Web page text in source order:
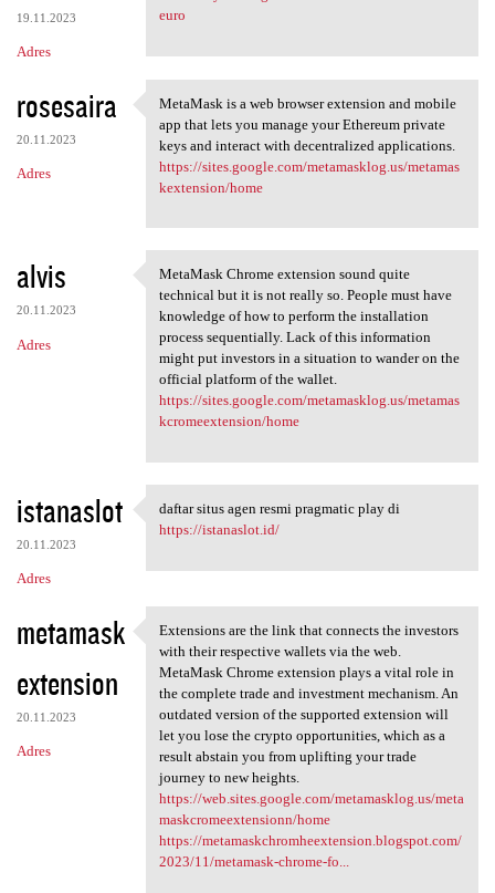
19.11.2023
Adres
euro
rosesaira
20.11.2023
Adres
MetaMask is a web browser
MetaMask is a web browser extension and mobile
app that lets you manage your Ethereum private
keys and interact with decentralized applications.
https://sites.google.com/metamasklog.us/metamas
kextension/home
alvis
20.11.2023
Adres
MetaMask Chrome extension
MetaMask Chrome extension sound quite
technical but it is not really so. People must have
knowledge of how to perform the installation
process sequentially. Lack of this information
might put investors in a situation to wander on the
official platform of the wallet.
https://sites.google.com/metamasklog.us/metamas
kcromeextension/home
istanaslot
20.11.2023
Adres
daftar situs agen resmi
daftar situs agen resmi pragmatic play di
https://istanaslot.id/
metamask
extension
20.11.2023
Adres
Extensions are the link that
Extensions are the link that connects the investors
with their respective wallets via the web.
MetaMask Chrome extension plays a vital role in
the complete trade and investment mechanism. An
outdated version of the supported extension will
let you lose the crypto opportunities, which as a
result abstain you from uplifting your trade
journey to new heights.
https://web.sites.google.com/metamasklog.us/meta
maskcromeextensionn/home
https://metamaskchromheextension.blogspot.com/
2023/11/metamask-chrome-fo...